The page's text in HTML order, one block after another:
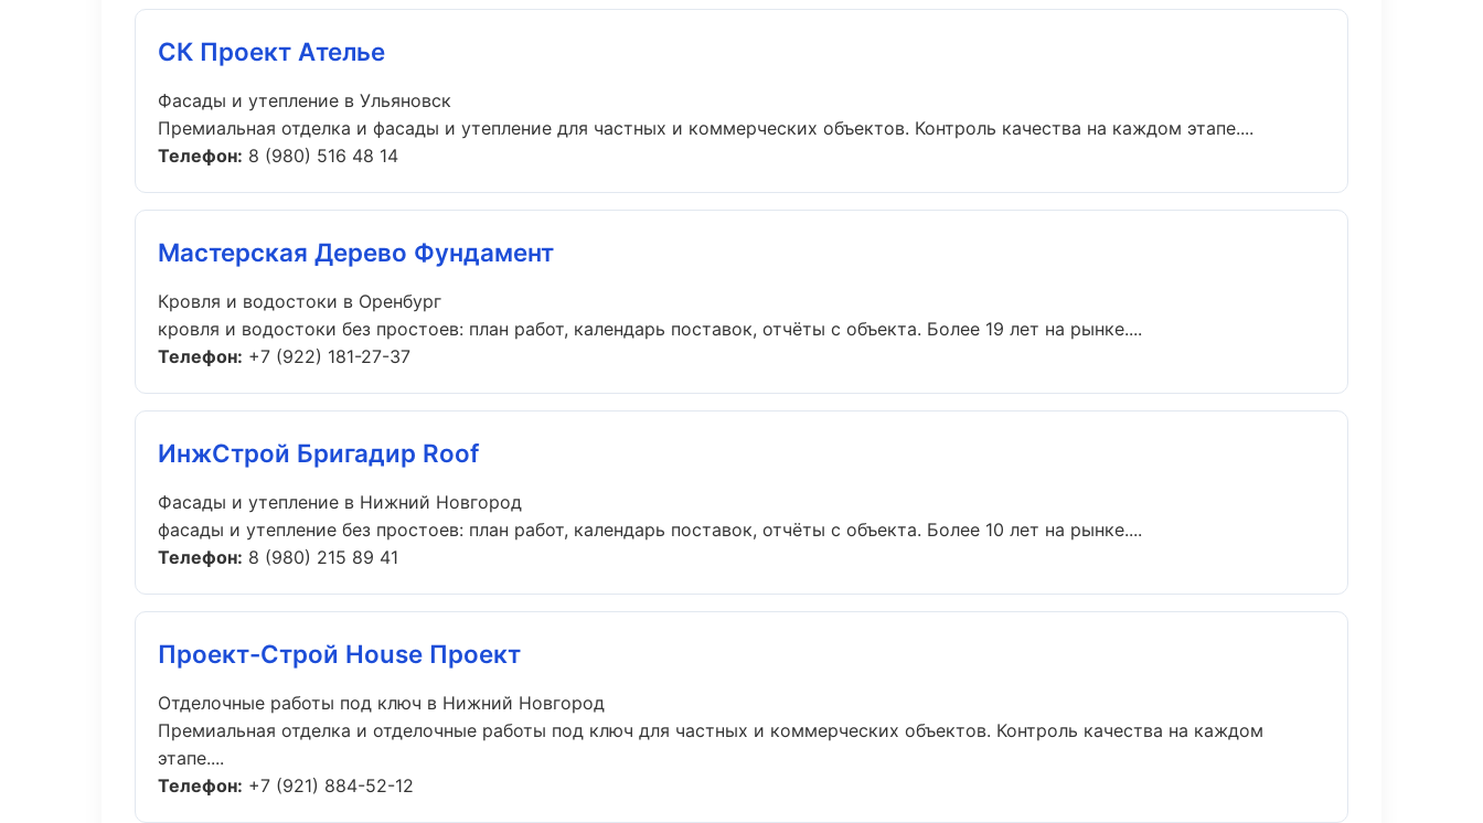
СК Проект Ателье
Фасады и утепление в Ульяновск
Премиальная отделка и фасады и утепление для частных и коммерческих объектов. Контроль качества на каждом этапе....
Телефон: 8 (980) 516 48 14
Мастерская Дерево Фундамент
Кровля и водостоки в Оренбург
кровля и водостоки без простоев: план работ, календарь поставок, отчёты с объекта. Более 19 лет на рынке....
Телефон: +7 (922) 181-27-37
ИнжСтрой Бригадир Roof
Фасады и утепление в Нижний Новгород
фасады и утепление без простоев: план работ, календарь поставок, отчёты с объекта. Более 10 лет на рынке....
Телефон: 8 (980) 215 89 41
Проект-Строй House Проект
Отделочные работы под ключ в Нижний Новгород
Премиальная отделка и отделочные работы под ключ для частных и коммерческих объектов. Контроль качества на каждом
этапе....
Телефон: +7 (921) 884-52-12